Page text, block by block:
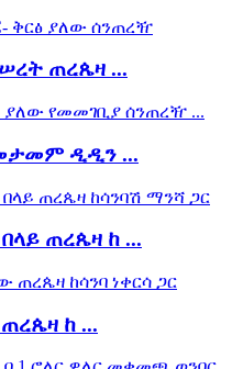
ጠረጴዛ ...
ዲዲን ...
ጠረጴዛ ከ ...
ከ ...